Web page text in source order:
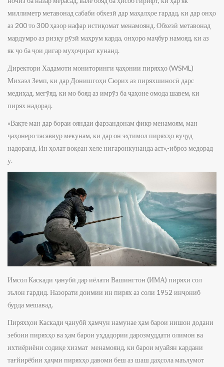
миллиметр метавонад сабаби обхезӣ дар маҳалҳое гардад, ки дар онҳо
аз 200 то 300 ҳазор нафар истиқомат менамоянд. Обхезӣ метавонад
мардумро аз ризқу рӯзӣ маҳрум карда, онҳоро маҷбур намояд, ки аз
як ҷо ба ҷои дигар муҳоҷират кунанд.
Директори Хадамоти мониторинги ҷаҳонии пиряхҳо (WSML)
Михаэл Земп, ки дар Донишгоҳи Сюрих аз пиряхшиносӣ дарс
медиҳад, мегӯяд, ки мо бояд аз имрӯз ба ҷаҳоне омода шавем, ки
пирях надорад.
«Вақте ман дар бораи ояндаи фарзандонам фикр менамоям, ман
ҷаҳонеро тасаввур мекунам, ки дар он эҳтимол пиряхҳо вуҷуд
надоранд. Ин ҳолат воқеан хеле нигаронкунанда аст»,-иброз медорад
ӯ.
Имсол Каскади ҷанубӣ дар иёлати Вашингтон (ИМА) пиряхи сол
эълон гардид. Назорати доимии ин пирях аз соли 1952 инҷониб
бурда мешавад.
Пиряхҳои Каскади ҷанубӣ ҳамчун намунае ҳам барои нишон додани
зебоии пиряхҳо ва ҳам барои уҳдадории дарозмуддати олимон ва
ихтиёриёни содиқе хизмат менамоянд, ки барои муайян кардани
тағйирёбии ҳаҷми пиряхҳо давоми беш аз шаш даҳсола маълумот